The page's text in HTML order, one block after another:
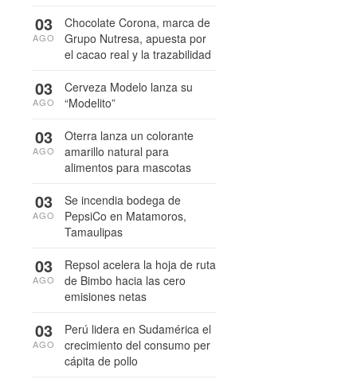
Chocolate Corona, marca de
Grupo Nutresa, apuesta por
el cacao real y la trazabilidad
03
AGO
Cerveza Modelo lanza su
“Modelito”
03
AGO
Oterra lanza un colorante
amarillo natural para
alimentos para mascotas
03
AGO
Se incendia bodega de
PepsiCo en Matamoros,
Tamaulipas
03
AGO
Repsol acelera la hoja de ruta
de Bimbo hacia las cero
emisiones netas
03
AGO
Perú lidera en Sudamérica el
crecimiento del consumo per
cápita de pollo
03
AGO